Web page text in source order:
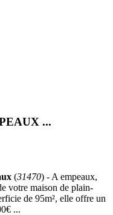
...
(31470) - A empeaux,
votre maison de plain-
de 95m², elle offre un
...